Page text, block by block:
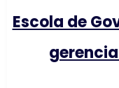
Escola de